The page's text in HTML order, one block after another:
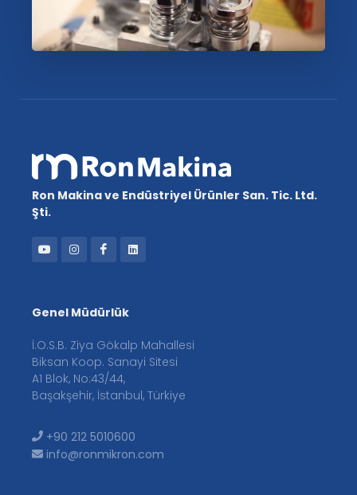
Ron Makina ve Endüstriyel Ürünler San. Tic. Ltd.
Şti.
Genel Müdürlük
İ.O.S.B. Ziya Gökalp Mahallesi
Biksan Koop. Sanayi Sitesi
A1 Blok, No:43/44,
Başakşehir, İstanbul, Türkiye
+90 212 5010600
info@ronmikron.com